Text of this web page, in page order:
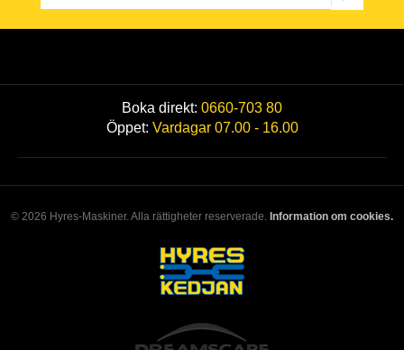
Boka direkt: 0660-703 80
Öppet: Vardagar 07.00 - 16.00
© 2026 Hyres-Maskiner. Alla rättigheter reserverade. Information om cookies.